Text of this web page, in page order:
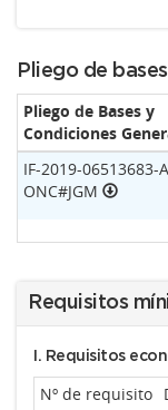
Pliego de
Pliego de Bases y
Condiciones
IF-2019-06513683-
ONC#JGM
Requisitos
I. Requisitos
Nº de requisito